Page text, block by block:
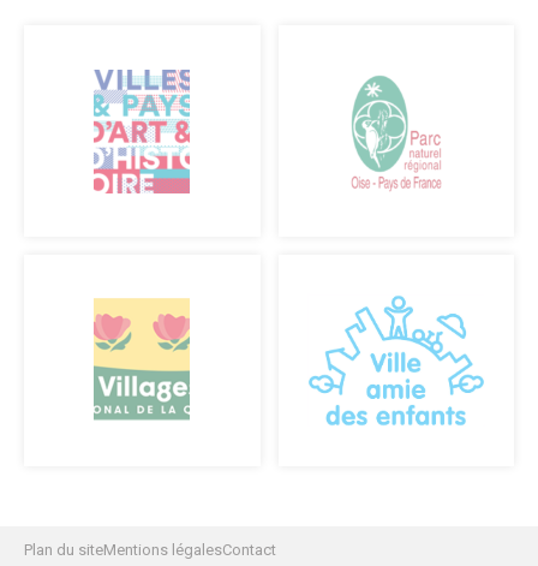
Modalités de location
ÉCO. / COMMERCE
Commerce & entreprises
Annuaire des Commerces
Formulaire de création ou de mise à jour des commerces
Emploi & Stages
Marchés Publics
S’implanter à Senlis
Les marchés alimentaires
Plan du siteMentions légalesContact